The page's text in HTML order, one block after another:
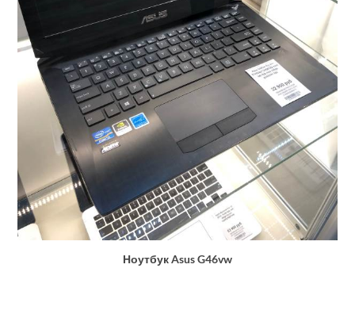
Ноутбук Asus G46vw